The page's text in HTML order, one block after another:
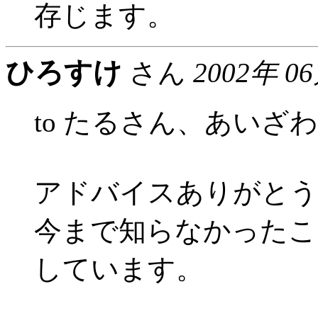
存じます。
ひろすけ さん 2002年
to たるさん、あいざ
アドバイスありがと
今まで知らなかった
しています。